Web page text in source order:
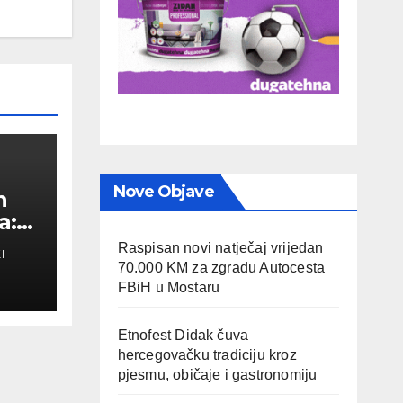
Nove Objave
Raspisan novi natječaj vrijedan
70.000 KM za zgradu Autocesta
FBiH u Mostaru
Etnofest Didak čuva
hercegovačku tradiciju kroz
pjesmu, običaje i gastronomiju